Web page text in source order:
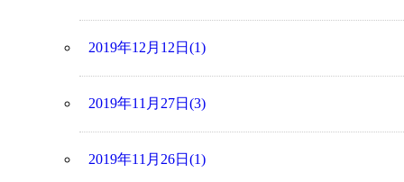
2019年12月12日(1)
2019年11月27日(3)
2019年11月26日(1)